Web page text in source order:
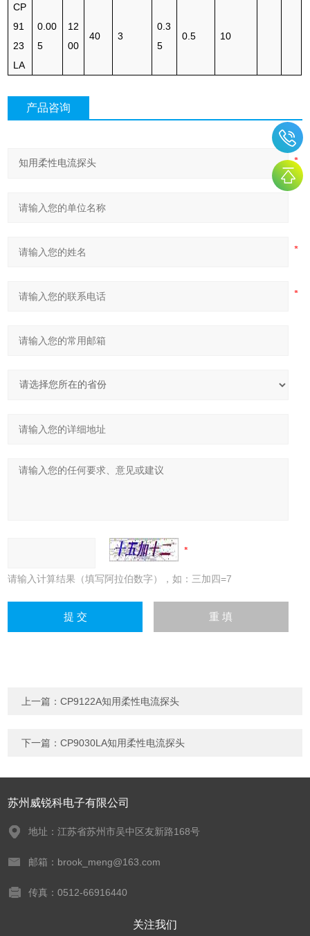
CP
91
23
LA
0.00
5
12
00
40 3
0.3
5
0.5 10
产品咨询
请输入计算结果（填写阿拉伯数字），如：三加四=7
上一篇：CP9122A知用柔性电流探头
下一篇：CP9030LA知用柔性电流探头
苏州威锐科电子有限公司
地址：江苏省苏州市吴中区友新路168号
邮箱：brook_meng@163.com
传真：0512-66916440
关注我们